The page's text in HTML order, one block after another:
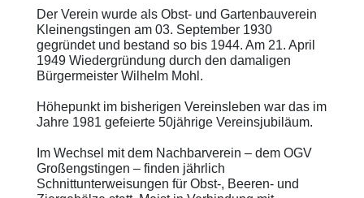
Der Verein wurde als Obst- und Gartenbauverein
Kleinengstingen am 03. September 1930
gegründet und bestand so bis 1944. Am 21. April
1949 Wiedergründung durch den damaligen
Bürgermeister Wilhelm Mohl.
Höhepunkt im bisherigen Vereinsleben war das im
Jahre 1981 gefeierte 50jährige Vereinsjubiläum.
Im Wechsel mit dem Nachbarverein – dem OGV
Großengstingen – finden jährlich
Schnittunterweisungen für Obst-, Beeren- und